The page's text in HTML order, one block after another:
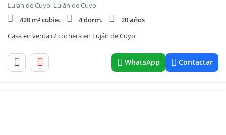
Lujan de Cuyo, Luján de Cuyo
420 m² cubie.
4 dorm.
20 años
Casa en venta c/ cochera en Luján de Cuyo
WhatsApp Contactar